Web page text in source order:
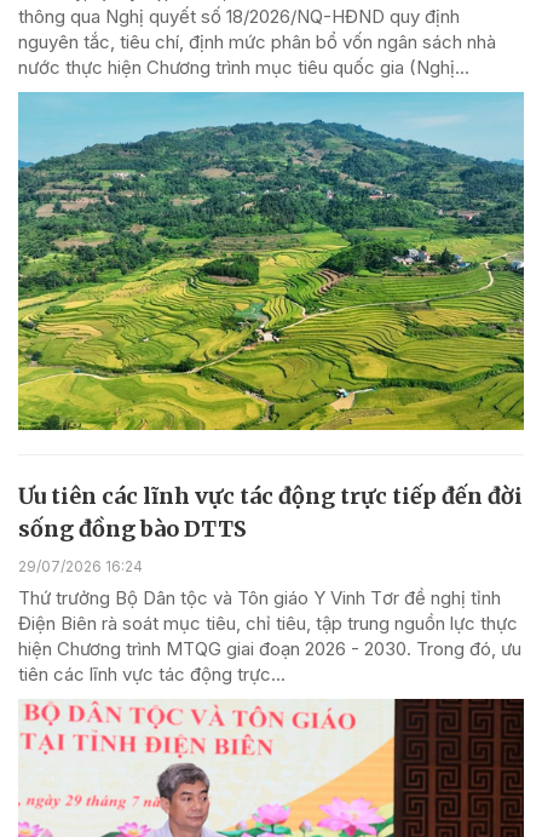
thông qua Nghị quyết số 18/2026/NQ-HĐND quy định
nguyên tắc, tiêu chí, định mức phân bổ vốn ngân sách nhà
nước thực hiện Chương trình mục tiêu quốc gia (Nghị...
Ưu tiên các lĩnh vực tác động trực tiếp đến đời
sống đồng bào DTTS
29/07/2026 16:24
Thứ trưởng Bộ Dân tộc và Tôn giáo Y Vinh Tơr đề nghị tỉnh
Điện Biên rà soát mục tiêu, chỉ tiêu, tập trung nguồn lực thực
hiện Chương trình MTQG giai đoạn 2026 - 2030. Trong đó, ưu
tiên các lĩnh vực tác động trực...